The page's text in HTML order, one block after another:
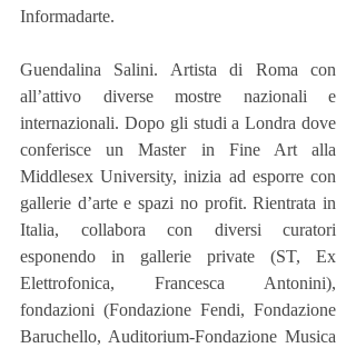
Informadarte.
Guendalina Salini. Artista di Roma con
all’attivo diverse mostre nazionali e
internazionali. Dopo gli studi a Londra dove
conferisce un Master in Fine Art alla
Middlesex University, inizia ad esporre con
gallerie d’arte e spazi no profit. Rientrata in
Italia, collabora con diversi curatori
esponendo in gallerie private (ST, Ex
Elettrofonica, Francesca Antonini),
fondazioni (Fondazione Fendi, Fondazione
Baruchello, Auditorium-Fondazione Musica